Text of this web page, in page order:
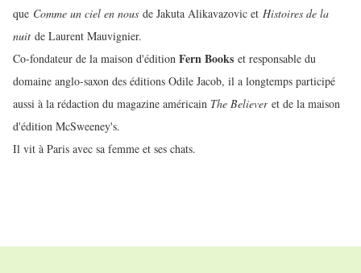
que Comme un ciel en nous de Jakuta Alikavazovic et Histoires de la
nuit de Laurent Mauvignier.
Co-fondateur de la maison d'édition Fern Books et responsable du
domaine anglo-saxon des éditions Odile Jacob, il a longtemps participé
aussi à la rédaction du magazine américain The Believer et de la maison
d'édition McSweeney's.
Il vit à Paris avec sa femme et ses chats.​